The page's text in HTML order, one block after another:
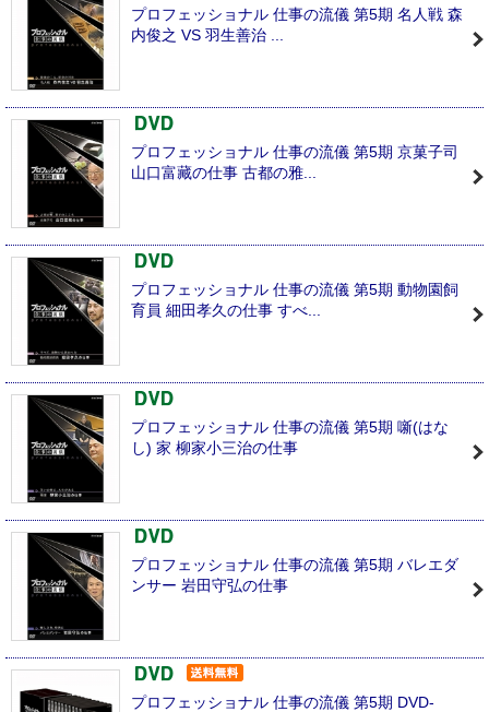
プロフェッショナル 仕事の流儀 第5期 名人戦 森
内俊之 VS 羽生善治 ...
プロフェッショナル 仕事の流儀 第5期 京菓子司
山口富藏の仕事 古都の雅...
プロフェッショナル 仕事の流儀 第5期 動物園飼
育員 細田孝久の仕事 すべ...
プロフェッショナル 仕事の流儀 第5期 噺(はな
し) 家 柳家小三治の仕事
プロフェッショナル 仕事の流儀 第5期 バレエダ
ンサー 岩田守弘の仕事
プロフェッショナル 仕事の流儀 第5期 DVD-